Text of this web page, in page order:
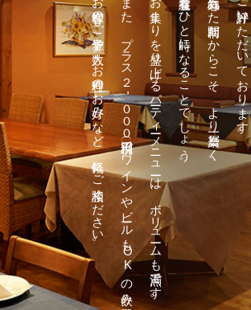
ご好評いただいております。
気心知れた間柄だからこそ、より一層楽しく、
有意義なひと時になることでしょう。
お集まりを盛り上げるパーティーメニューは、ボリュームも満点です。
また、プラス２,０００円（税別）でワインやビールもOKの飲み放題も。
お客様のご予算や人数、お料理のお好みなど、気軽にご相談ください。